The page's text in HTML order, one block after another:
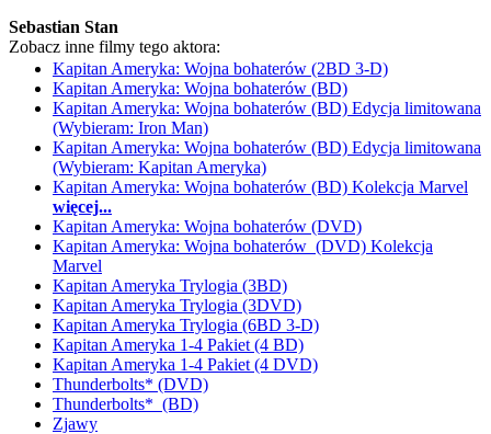
Sebastian Stan
Zobacz inne filmy tego aktora:
Kapitan Ameryka: Wojna bohaterów (2BD 3-D)
Kapitan Ameryka: Wojna bohaterów (BD)
Kapitan Ameryka: Wojna bohaterów (BD) Edycja limitowana
(Wybieram: Iron Man)
Kapitan Ameryka: Wojna bohaterów (BD) Edycja limitowana
(Wybieram: Kapitan Ameryka)
Kapitan Ameryka: Wojna bohaterów (BD) Kolekcja Marvel
więcej...
Kapitan Ameryka: Wojna bohaterów (DVD)
Kapitan Ameryka: Wojna bohaterów (DVD) Kolekcja
Marvel
Kapitan Ameryka Trylogia (3BD)
Kapitan Ameryka Trylogia (3DVD)
Kapitan Ameryka Trylogia (6BD 3-D)
Kapitan Ameryka 1-4 Pakiet (4 BD)
Kapitan Ameryka 1-4 Pakiet (4 DVD)
Thunderbolts* (DVD)
Thunderbolts* (BD)
Zjawy